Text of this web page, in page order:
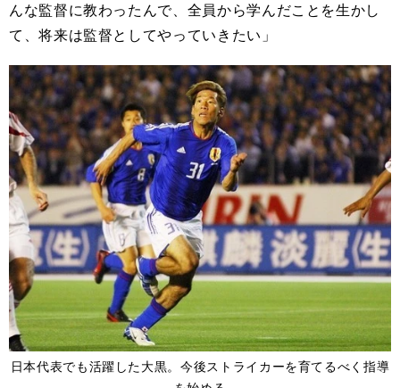
んな監督に教わったんで、全員から学んだことを生かし
て、将来は監督としてやっていきたい」
日本代表でも活躍した大黒。今後ストライカーを育てるべく指導